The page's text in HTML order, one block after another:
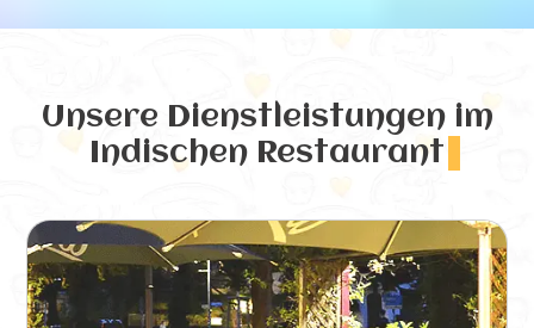
Unsere Dienstleistungen im
Indischen Restaurant